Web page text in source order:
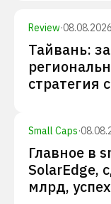
Review·
Тайвань:
стратегия
Small Caps·
Главное в
SolarEdge,
млрд,